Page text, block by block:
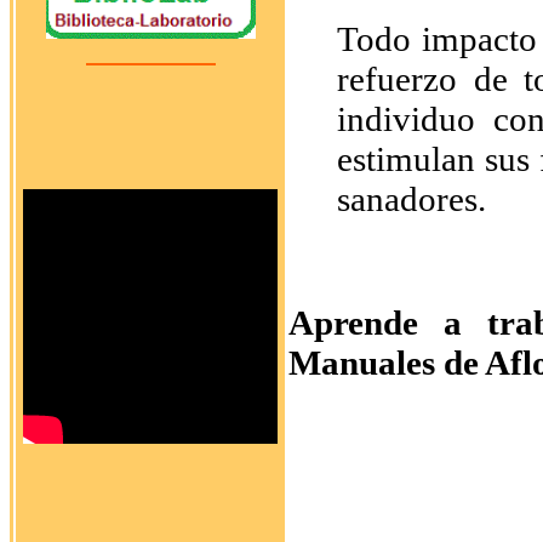
Todo
refuerzo de
individuo
estimulan
sanadores.
Aprende a
Manuales de